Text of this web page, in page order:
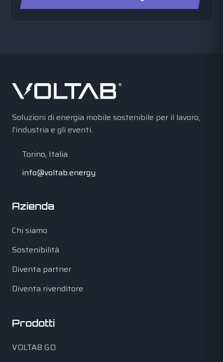
Soluzioni di energia mobile sostenibile per il lavoro,
l'industria e gli eventi.
Torino, Italia
info@voltab.energy
Azienda
Chi siamo
Sostenibilità
Diventa partner
Diventa rivenditore
Prodotti
VOLTAB GO